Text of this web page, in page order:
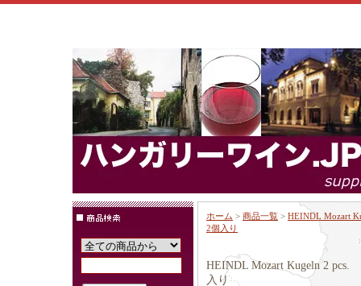
ホーム > 商品一覧 > HEINDL Mozart
2個入り
HEINDL Mozart Kugeln 2
入り